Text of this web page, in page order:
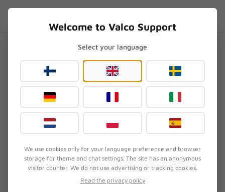
VMK20:s knapp har fastnat i nedtryckt läge?
VMK20:s knapp har fastnat i
nedtryckt läge?
Uppdaterad 3 augusti 2026
SYMPTOM
En knapp (oftast Vol-) har fastnat och reagerar
inte på tryck. Hörlurarna kan bete sig konstigt eller
Welcome to Valco Support
Select your language
We use cookies only for your language preference and browser
storage for theme and chat settings. The site has an anonymous
visitor counter. We do not use advertising or tracking cookies.
Read the privacy policy